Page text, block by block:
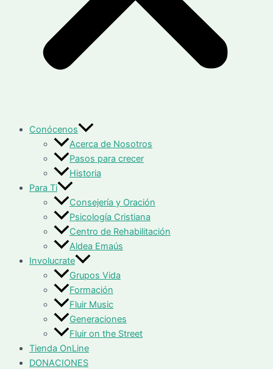
Conócenos
Acerca de Nosotros
Pasos para crecer
Historia
Para Ti
Consejería y Oración
Psicología Cristiana
Centro de Rehabilitación
Aldea Emaús
Involucrate
Grupos Vida
Formación
Fluir Music
Generaciones
Fluir on the Street
Tienda OnLine
DONACIONES